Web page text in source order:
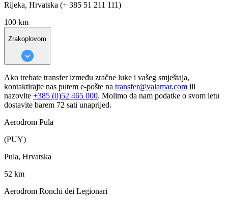
Rijeka, Hrvatska (+ 385 51 211 111)
100 km
Zrakoplovom
Ako trebate transfer između zračne luke i vašeg smještaja,
kontaktirajte nas putem e-pošte na transfer@valamar.com ili
nazovite +385 (0)52 465 000. Molimo da nam podatke o svom letu
dostavite barem 72 sati unaprijed.
Aerodrom Pula
(PUY)
Pula, Hrvatska
52 km
Aerodrom Ronchi dei Legionari